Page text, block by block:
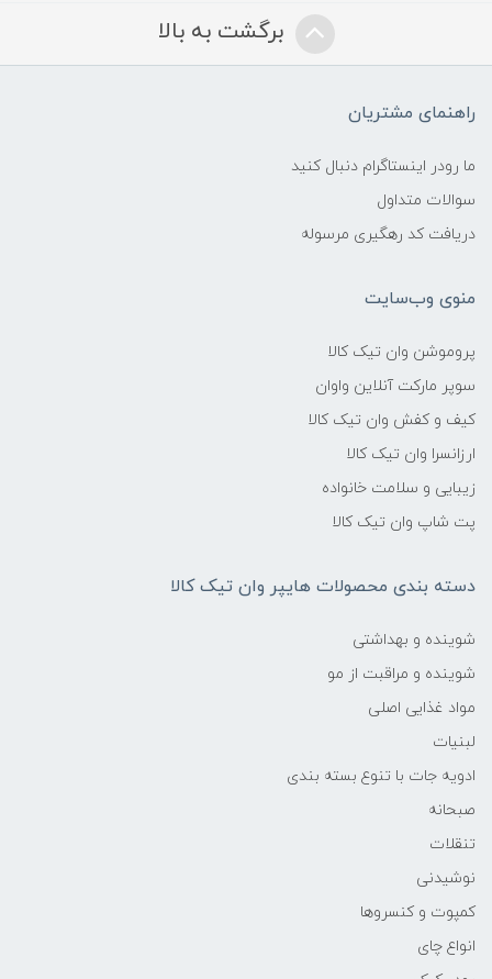
برگشت به بالا
راهنمای مشتریان
ما رودر اینستاگرام دنبال کنید
سوالات متداول
دریافت کد رهگیری مرسوله
منوی وب‌سایت
پروموشن وان تیک کالا
سوپر مارکت آنلاین واوان
کیف و کفش وان تیک کالا
ارزانسرا وان تیک کالا
زیبایی و سلامت خانواده
پت شاپ وان تیک کالا
دسته بندی محصولات هایپر وان تیک کالا
شوینده و بهداشتی
شوینده و مراقبت از مو
مواد غذایی اصلی
لبنیات
ادویه جات با تنوع بسته بندی
صبحانه
تنقلات
نوشیدنی
کمپوت و کنسروها
انواع چای